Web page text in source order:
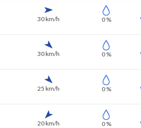
30 km/h 0 %
30 km/h 0 %
25 km/h 0 %
20 km/h 0 %